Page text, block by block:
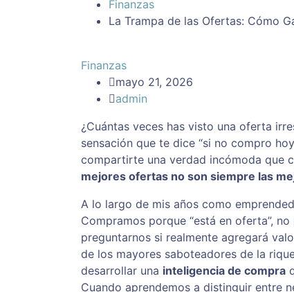
Finanzas
La Trampa de las Ofertas: Cómo
Finanzas
mayo 21, 2026
admin
¿Cuántas veces has visto una oferta
sensación que te dice “si no compro
compartirte una verdad incómoda que
mejores ofertas no son siempre las
A lo largo de mis años como
Compramos porque “está en oferta”,
preguntarnos si realmente agregará
de los mayores saboteadores de la
desarrollar una inteligencia de compra
Cuando aprendemos a distinguir entre